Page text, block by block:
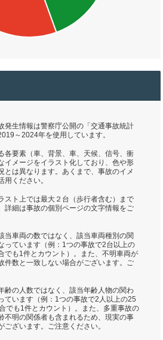
発生情報は警察庁公開の「交通事故統計
～2024年を使用しています。
各要素（車、背景、車、天候、信号、衝
イメージをイラスト化しており、色や形
とは異なります。あくまで、事故のイメ
用ください。
スト上では最大２台（歩行者含む）まで
詳細は事故の個別ページの文字情報をご
当車両の数ではなく、該当車両種別の関
っています（例：1つの事故で2台以上の
でも1件とカウント）。また、不明車両が
件数と一致しない場合がございます。ご
齢の人数ではなく、該当年齢人物の関わ
ています（例：1つの事故で2人以上の25
でも1件とカウント）。また、多重事故の
不明の関係者も含まれるため、現実の事
ざいます。ご注意ください。